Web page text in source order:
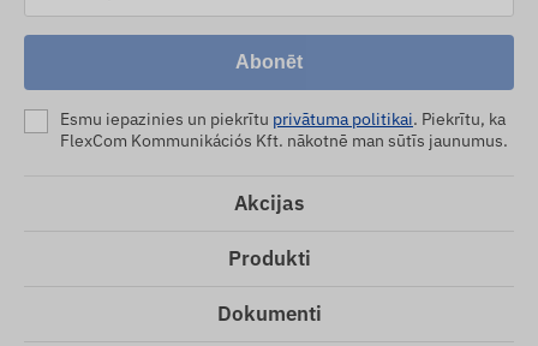
Abonēt
Esmu iepazinies un piekrītu privātuma politikai. Piekrītu, ka
FlexCom Kommunikációs Kft. nākotnē man sūtīs jaunumus.
Akcijas
Produkti
Dokumenti